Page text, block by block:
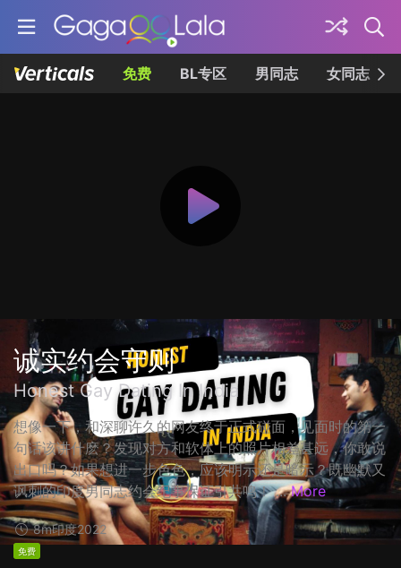
免费 BL专区 男同志 女同志
诚实约会守则
Honest Gay Dating In India
想像一下，和深聊许久的网友终于正式碰面，见面时的第一
句话该讲什麽？发现对方和软体上的照片相差甚远，你敢说
出口吗？如果想进一步色色，应该明示还是暗示？既幽默又
讽刺的印度男同志约会纪事保证引共鸣！ ... More
8m印度2022
免费